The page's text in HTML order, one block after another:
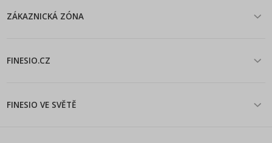
ZÁKAZNICKÁ ZÓNA
FINESIO.CZ
FINESIO VE SVĚTĚ